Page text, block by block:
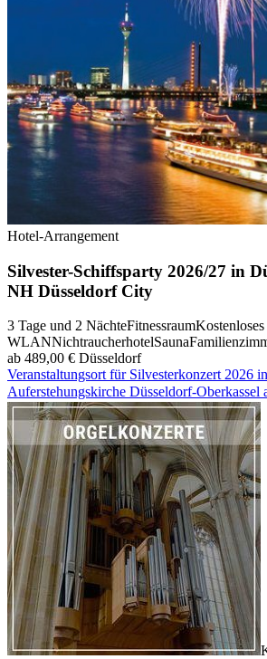
Hotel-Arrangement
Silvester-Schiffsparty 2026/27 in
NH Düsseldorf City
3 Tage und 2 NächteFitnessraumKostenloses
WLANNichtraucherhotelSauna
ab 489,00 € Düsseldorf
Veranstaltungsort für Silvesterkonzert 2026
Auferstehungskirche Düsseldorf-Oberkassel